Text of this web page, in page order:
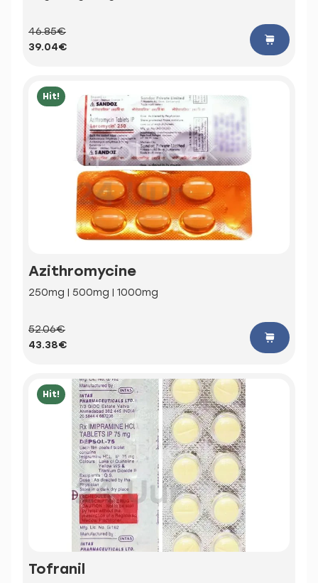
46.85€
39.04€
Hit!
Azithromycine
250mg | 500mg | 1000mg
52.06€
43.38€
Hit!
Tofranil